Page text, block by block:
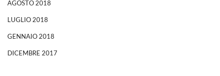
AGOSTO 2018
LUGLIO 2018
GENNAIO 2018
DICEMBRE 2017